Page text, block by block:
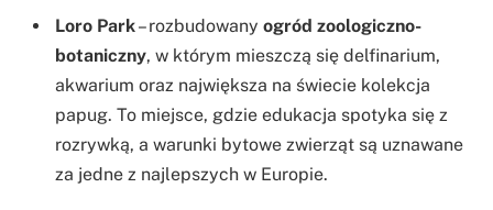
Loro Park– rozbudowany ogród zoologiczno-
botaniczny, w którym mieszczą się delfinarium,
akwarium oraz największa na świecie kolekcja
papug. To miejsce, gdzie edukacja spotyka się z
rozrywką, a warunki bytowe zwierząt są uznawane
za jedne z najlepszych w Europie.